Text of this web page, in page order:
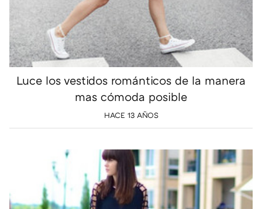
Luce los vestidos románticos de la manera
mas cómoda posible
HACE 13 AÑOS